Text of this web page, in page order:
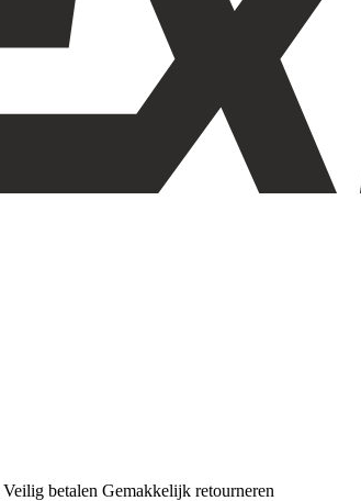
Veilig betalen Gemakkelijk retourneren